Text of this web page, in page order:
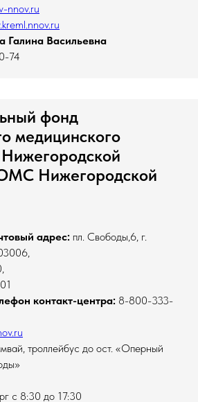
nnov.ru
Галина Васильевна
74
фонд
медицинского
Нижегородской
адрес: пл. Свободы,6, г.
контакт-центра: 8-800-333-
троллейбус до ост. «Оперный
с 8:30 до 17:30